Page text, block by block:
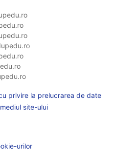
privire la prelucrarea de date
site-ului
urilor